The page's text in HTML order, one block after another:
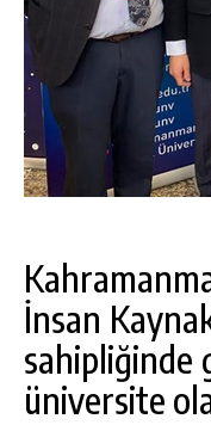
İnsan
sahipliğinde
üniversite
GÖKSUN